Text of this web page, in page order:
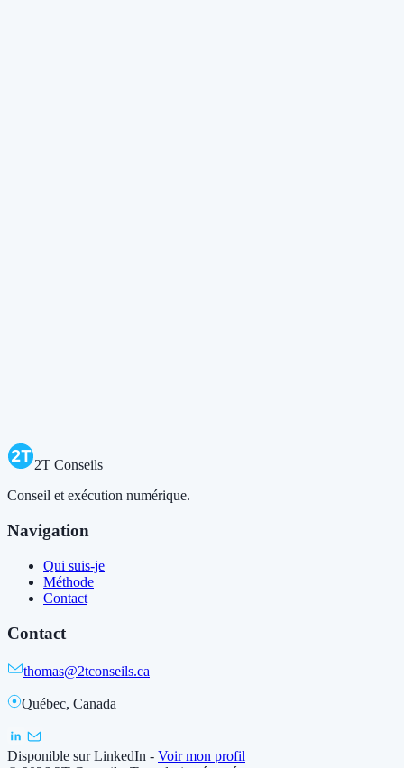
2T 2T Conseils
Conseil et exécution numérique.
Navigation
Qui suis-je
Méthode
Contact
Contact
thomas@2tconseils.ca
Québec, Canada
Disponible sur LinkedIn - Voir mon profil